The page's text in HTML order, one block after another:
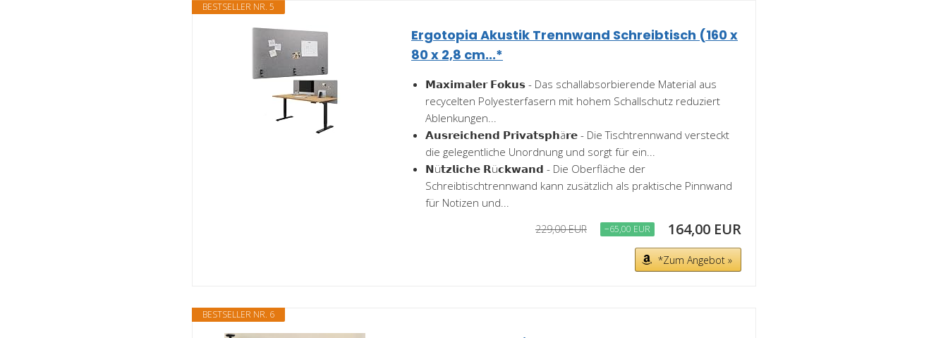
BESTSELLER NR. 5
Ergotopia Akustik Trennwand Schreibtisch (160 x
80 x 2,8 cm...*
𝗠𝗮𝘅𝗶𝗺𝗮𝗹𝗲𝗿 𝗙𝗼𝗸𝘂𝘀 - Das schallabsorbierende Material aus
recycelten Polyesterfasern mit hohem Schallschutz reduziert
Ablenkungen...
𝗔𝘂𝘀𝗿𝗲𝗶𝗰𝗵𝗲𝗻𝗱 𝗣𝗿𝗶𝘃𝗮𝘁𝘀𝗽𝗵ä𝗿𝗲 - Die Tischtrennwand versteckt
die gelegentliche Unordnung und sorgt für ein...
𝗡ü𝘁𝘇𝗹𝗶𝗰𝗵𝗲 𝗥ü𝗰𝗸𝘄𝗮𝗻𝗱 - Die Oberfläche der
Schreibtischtrennwand kann zusätzlich als praktische Pinnwand
für Notizen und...
229,00 EUR −65,00 EUR 164,00 EUR
*Zum Angebot »
BESTSELLER NR. 6